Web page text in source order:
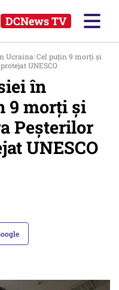
DCNews TV
Ucraina: Cel puțin 9 morți și
UNESCO
în
9 morți și
Peșterilor
UNESCO